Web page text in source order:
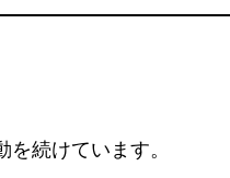
続けています。